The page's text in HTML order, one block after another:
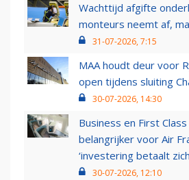
Wachttijd afgifte
monteurs neemt af,
31-07-2026, 7:15
MAA houdt deur voor
open tijdens sluiting
30-07-2026, 14:30
Business en First
belangrijker voor Air
‘investering betaalt
30-07-2026, 12:10